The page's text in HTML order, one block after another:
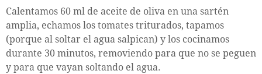
Calentamos 60 ml de aceite de oliva en una sartén
amplia, echamos los tomates triturados, tapamos
(porque al soltar el agua salpican) y los cocinamos
durante 30 minutos, removiendo para que no se peguen
y para que vayan soltando el agua.